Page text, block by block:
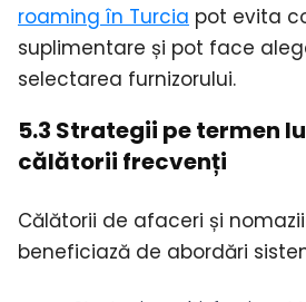
roaming în Turcia pot evita
suplimentare și pot face
selectarea furnizorului.
5.3 Strategii pe termen
călătorii frecvenți
Călătorii de afaceri și
beneficiază de abordări